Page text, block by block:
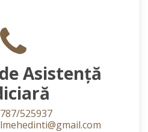
Asistență
525937